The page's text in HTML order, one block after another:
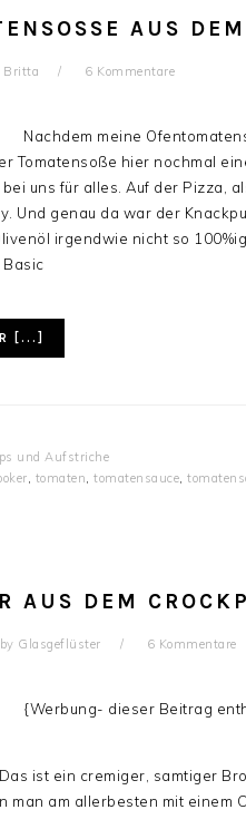
AUS DEM
Britta 6 Kommentare
Nachdem meine
Tomatensoße hier nochmal
uns für alles. Auf der Pizza,
Und genau da war der
irgendwie nicht so
[...]
und Aufstriche
, tomaten, tomatensauce,
AUS DEM
by Glasgeflüster 6 Kommentare
{Werbung- dieser Beitrag
ist ein cremiger, samtiger
man am allerbesten mit einem